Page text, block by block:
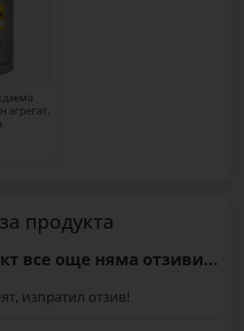
агрегат,
продукта
все още няма отзиви...
изпратил отзив!